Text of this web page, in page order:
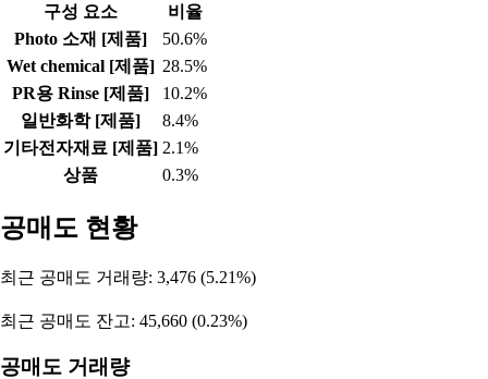
구성 요소
비율
Photo 소재 [제품]
50.6%
Wet chemical [제품] 28.5%
PR용 Rinse [제품]
10.2%
일반화학 [제품]
8.4%
기타전자재료 [제품] 2.1%
상품
0.3%
공매도 현황
최근 공매도 거래량: 3,476 (5.21%)
최근 공매도 잔고: 45,660 (0.23%)
공매도 거래량